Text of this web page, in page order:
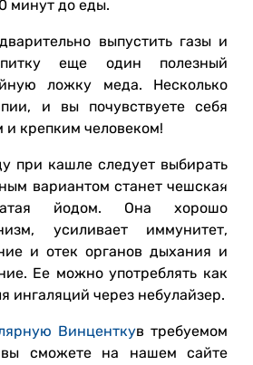
минут до еды.
выпустить газы и
еще один полезный
ложку меда. Несколько
и вы почувствуете себя
и крепким человеком!
при кашле следует выбирать
вариантом станет чешская
йодом. Она хорошо
усиливает иммунитет,
и отек органов дыхания и
Ее можно употреблять как
ингаляций через небулайзер.
Винценткув требуемом
вы сможете на нашем сайте